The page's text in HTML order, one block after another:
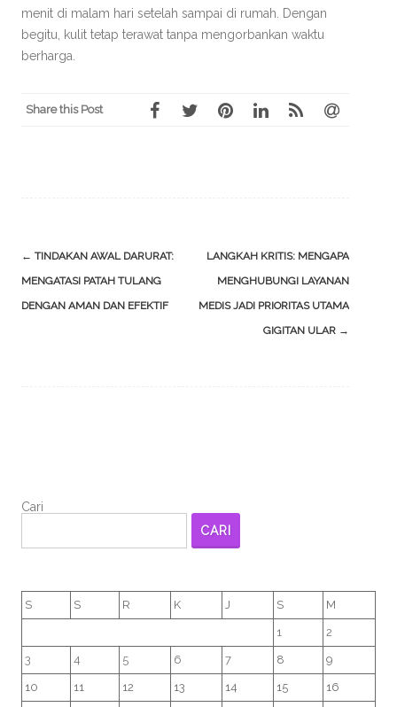
menit di malam hari setelah sampai di rumah. Dengan
begitu, kulit tetap terawat tanpa mengorbankan waktu
berharga.
Share this Post
Post
navigation
← TINDAKAN AWAL DARURAT:
MENGATASI PATAH TULANG
DENGAN AMAN DAN EFEKTIF
LANGKAH KRITIS: MENGAPA
MENGHUBUNGI LAYANAN
MEDIS JADI PRIORITAS UTAMA
GIGITAN ULAR →
Cari
CARI
S S R K J S M
1 2
3 4 5 6 7 8 9
10 11 12 13 14 15 16